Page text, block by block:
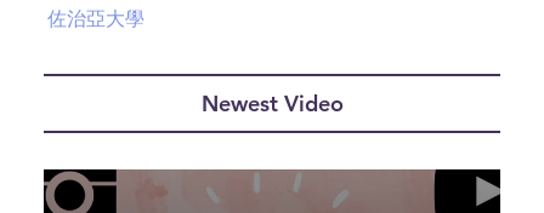
佐治亞大學
Newest Video